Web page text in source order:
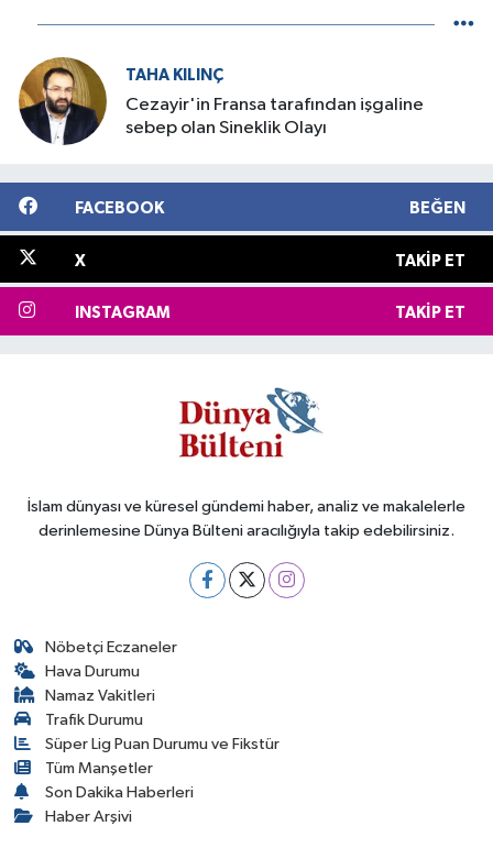
TAHA KILINÇ
Cezayir'in Fransa tarafından işgaline
sebep olan Sineklik Olayı
FACEBOOK BEĞEN
X TAKIP ET
INSTAGRAM TAKIP ET
İslam dünyası ve küresel gündemi haber, analiz ve makalelerle
derinlemesine Dünya Bülteni aracılığıyla takip edebilirsiniz.
Nöbetçi Eczaneler
Hava Durumu
Namaz Vakitleri
Trafik Durumu
Süper Lig Puan Durumu ve Fikstür
Tüm Manşetler
Son Dakika Haberleri
Haber Arşivi